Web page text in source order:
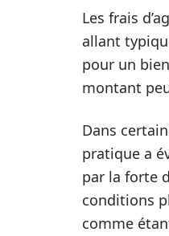
Les frais
allant
pour un
montant
Dans
pratique a
par la forte
conditions
comme